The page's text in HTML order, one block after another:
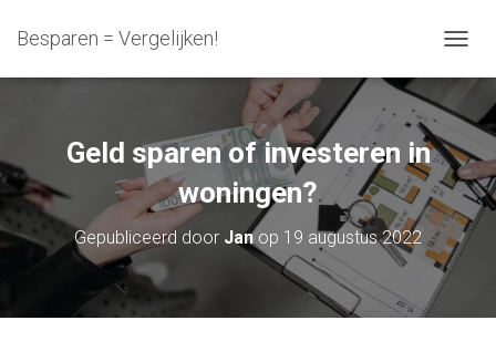
Besparen = Vergelijken!
A
I
A
T
E
W
I
Geld sparen of investeren in
woningen?
Gepubliceerd door Janop 19 augustus 2022